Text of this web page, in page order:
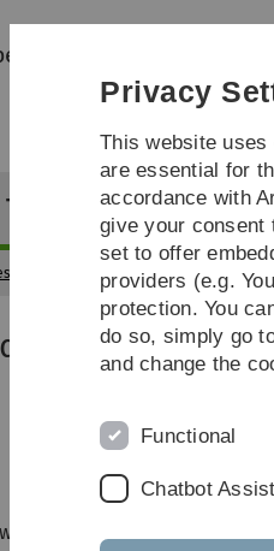
Research
Teaching Staff
Teaching Past semesters
Kombinatorik
Privacy
This website
are essential for
accordance with
give your consent
set to offer
providers (e.g.
protection. You
do so, simply go
and change the
Functional
Chatbot